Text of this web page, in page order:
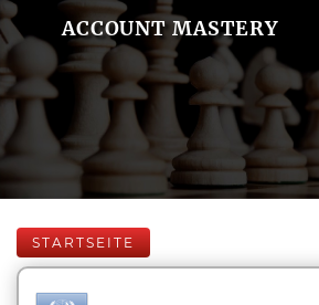
ACCOUNT MASTERY
STARTSEITE